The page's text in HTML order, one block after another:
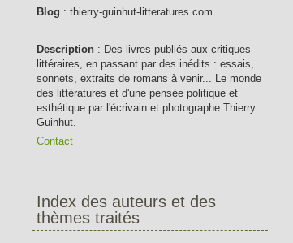
Blog : thierry-guinhut-litteratures.com
Description : Des livres publiés aux critiques
littéraires, en passant par des inédits : essais,
sonnets, extraits de romans à venir... Le monde
des littératures et d'une pensée politique et
esthétique par l'écrivain et photographe Thierry
Guinhut.
Contact
Index des auteurs et des
thèmes traités